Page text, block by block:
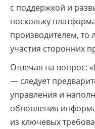
с поддержкой и
поскольку
производителем, то
участия сторонних
Отвечая на вопрос:
— следует
управления и
обновления
из ключевых